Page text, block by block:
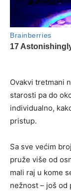
Ovakvi tretmani
starosti pa do
individualno,
pristup.
Sa sve većim
pruže više od
mali raj u kome
nežnost – još od